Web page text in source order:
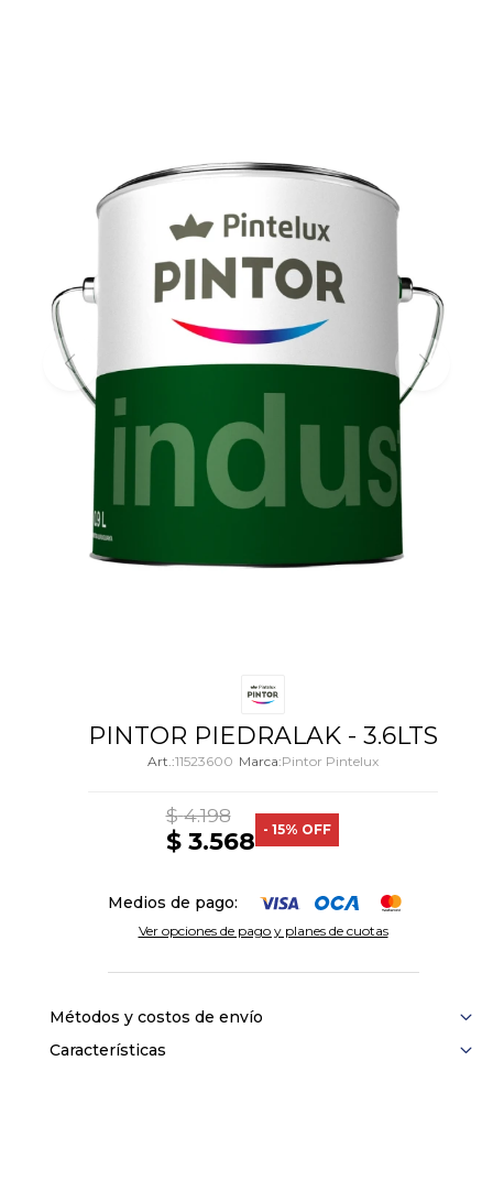
PINTOR PIEDRALAK - 3.6LTS
11523600 Pintor Pintelux
$ 3.568
$ 4.198
15
Medios de pago:
Ver opciones de pago y planes de cuotas
Métodos y costos de envío
Características